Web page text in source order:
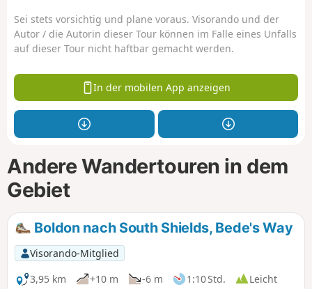
Sei stets vorsichtig und plane voraus. Visorando und der
Autor / die Autorin dieser Tour können im Falle eines Unfalls
auf dieser Tour nicht haftbar gemacht werden.
In der mobilen App anzeigen
Andere Wandertouren in dem
Gebiet
Boldon nach South Shields, Bede's Way
Visorando-Mitglied
3,95 km
+10 m -6 m 1:10 Std.
Leicht